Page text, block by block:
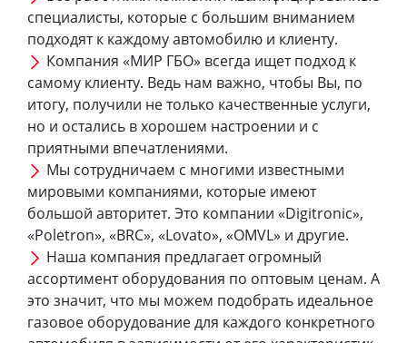
специалисты, которые с большим вниманием
подходят к каждому автомобилю и клиенту.
Компания «МИР ГБО» всегда ищет подход к
самому клиенту. Ведь нам важно, чтобы Вы, по
итогу, получили не только качественные услуги,
но и остались в хорошем настроении и с
приятными впечатлениями.
Мы сотрудничаем с многими известными
мировыми компаниями, которые имеют
большой авторитет. Это компании «Digitronic»,
«Poletron», «BRC», «Lovato», «OMVL» и другие.
Наша компания предлагает огромный
ассортимент оборудования по оптовым ценам. А
это значит, что мы можем подобрать идеальное
газовое оборудование для каждого конкретного